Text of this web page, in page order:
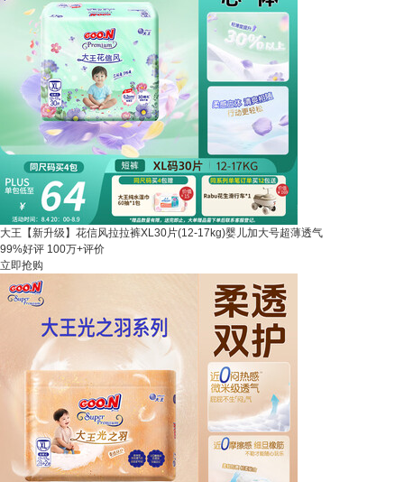
大王【新升级】花信风拉拉裤XL30片(12-17kg)婴儿加大号超薄透气
99%好评 100万+评价
立即抢购